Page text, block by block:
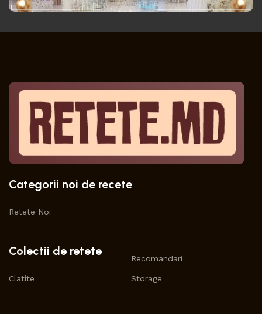
Categorii noi de recete
Retete Noi
Colectii de retete
Clatite
Recomandari
Storage